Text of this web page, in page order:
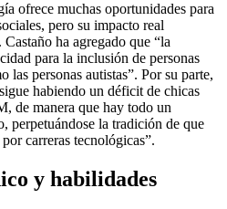
ofrece muchas oportunidades para
pero su impacto real
ha agregado que “la
para la inclusión de personas
las personas autistas”. Por su parte,
habiendo un déficit de chicas
de manera que hay todo un
perpetuándose la tradición de que
carreras tecnológicas”.
y habilidades